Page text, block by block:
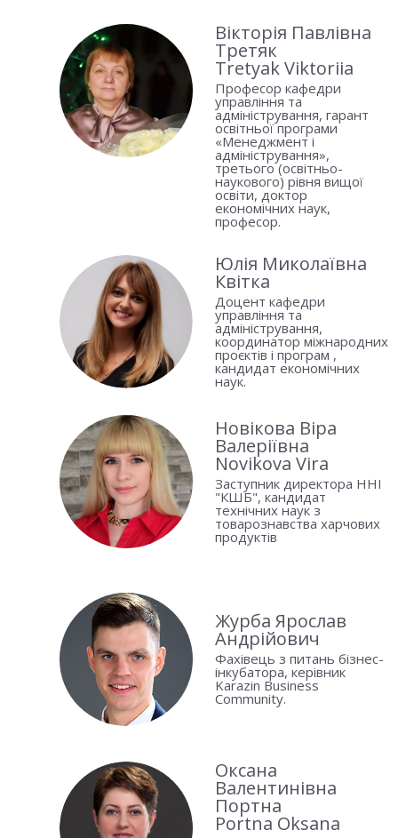
Вікторія Павлівна
Третяк
Tretyak Viktoriia
Професор кафедри
управління та
адміністрування, гарант
освітньої програми
«Менеджмент і
адміністрування»,
третього (освітньо-
наукового) рівня вищої
освіти, доктор
економічних наук,
професор.
Юлія Миколаївна
Квітка
Доцент кафедри
управління та
адміністрування,
координатор міжнародних
проєктів і програм ,
кандидат економічних
наук.
Новікова Віра
Валеріївна
Novikova Vira
Заступник директора ННІ
"КШБ", кандидат
технічних наук з
товарознавства харчових
продуктів
Журба Ярослав
Андрійович
Фахівець з питань бізнес-
інкубатора, керівник
Karazin Business
Community.
Оксана
Валентинівна
Портна
Portna Oksana